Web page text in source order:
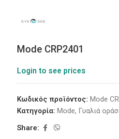
Mode CRP2401
Login to see prices
Κωδικός προϊόντος: Mode
Κατηγορία: Mode, Γυαλιά
Share: